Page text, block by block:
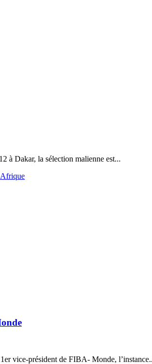
à Dakar, la sélection malienne est...
vice-président de FIBA- Monde,